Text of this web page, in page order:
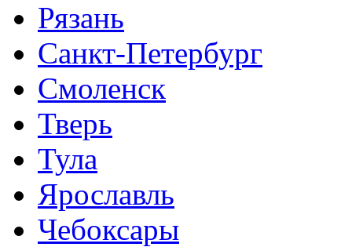
Рязань
Санкт-Петербург
Смоленск
Тверь
Тула
Ярославль
Чебоксары